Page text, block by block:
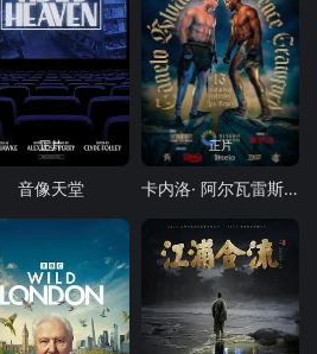
正片
音像天堂
正片
卡内洛· 阿尔瓦雷斯 vs 特伦斯·克劳福德